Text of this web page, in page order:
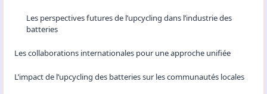
Les perspectives futures de l’upcycling dans l’industrie des
batteries
Les collaborations internationales pour une approche unifiée
L’impact de l’upcycling des batteries sur les communautés locales